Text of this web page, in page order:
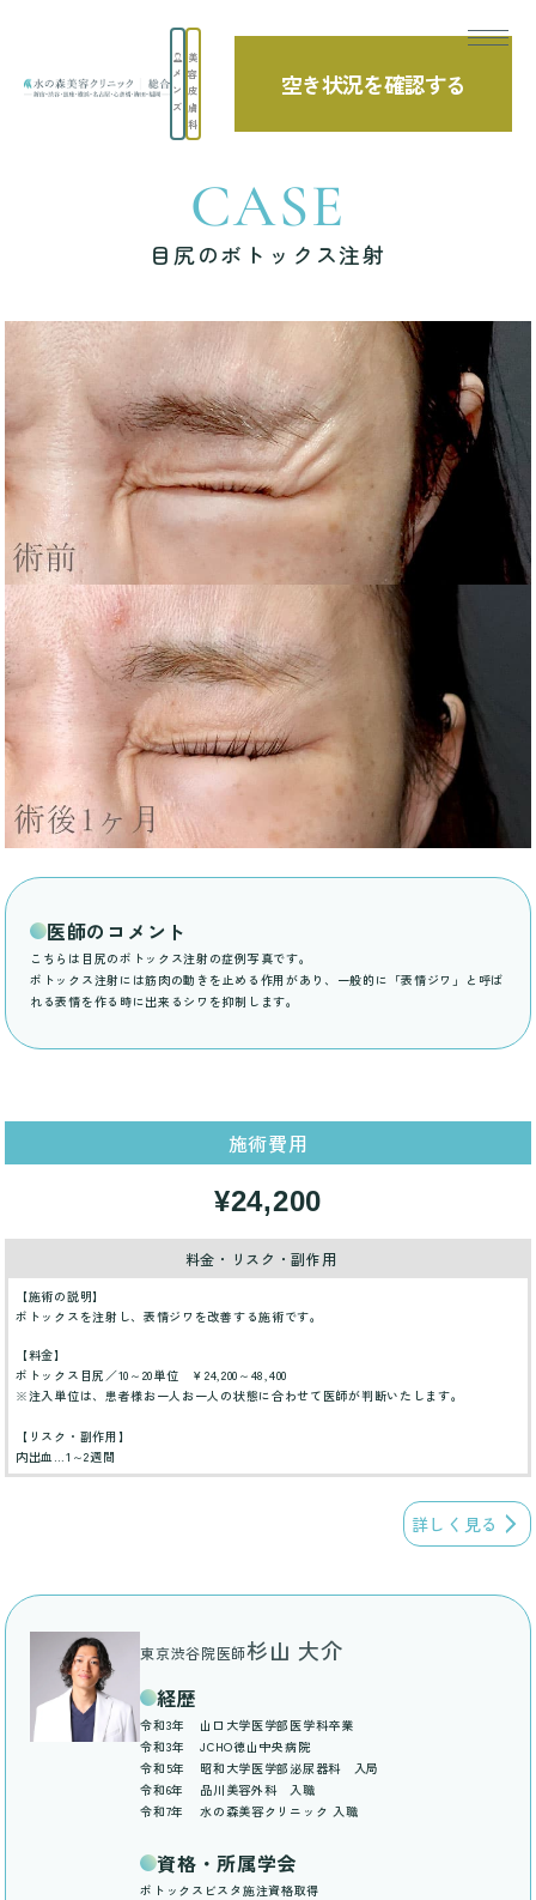
メ
ン
ズ
美
容
皮
膚
科
空き状況を確認する
TOP 症例写真 目尻のボトックス注射
CASE
目尻のボトックス注射
医師のコメント
こちらは目尻のボトックス注射の症例写真です。
ボトックス注射には筋肉の動きを止める作用があり、一般的に「表情ジワ」と呼ば
れる表情を作る時に出来るシワを抑制します。
施術費用
¥24,200
料金・リスク・副作用
【施術の説明】
ボトックスを注射し、表情ジワを改善する施術です。
【料金】
ボトックス目尻／10～20単位 ￥24,200～48,400
※注入単位は、患者様お一人お一人の状態に合わせて医師が判断いたします。
【リスク・副作用】
内出血…1～2週間
詳しく見る
東京渋谷院医師杉山 大介
経歴
令和3年
山口大学医学部医学科卒業
令和3年
JCHO徳山中央病院
令和5年
昭和大学医学部泌尿器科 入局
令和6年
品川美容外科 入職
令和7年
水の森美容クリニック 入職
資格・所属学会
ボトックスビスタ施注資格取得